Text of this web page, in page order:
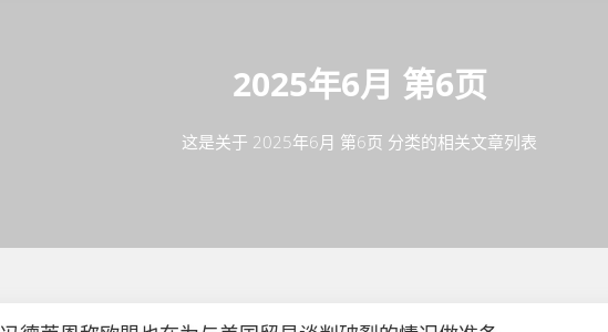
2025年6月 第6页
这是关于 2025年6月 第6页 分类的相关文章列表